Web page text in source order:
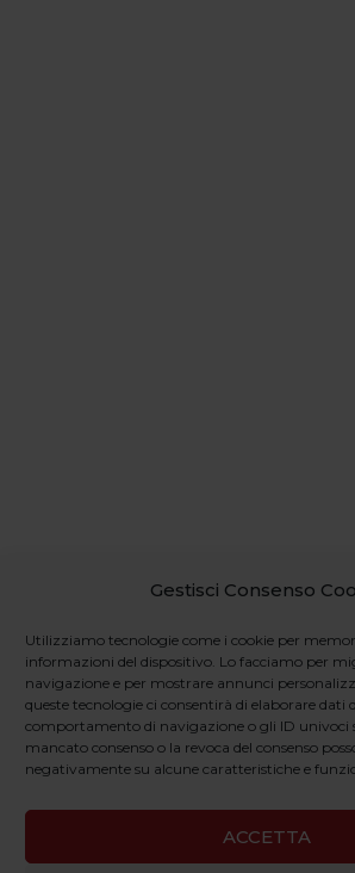
Gestisci Consenso
Utilizziamo tecnologie come i cookie per
informazioni del dispositivo. Lo facciamo per
navigazione e per mostrare annunci
queste tecnologie ci consentirà di elaborare dati
comportamento di navigazione o gli ID univoci
mancato consenso o la revoca del consenso
negativamente su alcune caratteristiche e
ACCETTA